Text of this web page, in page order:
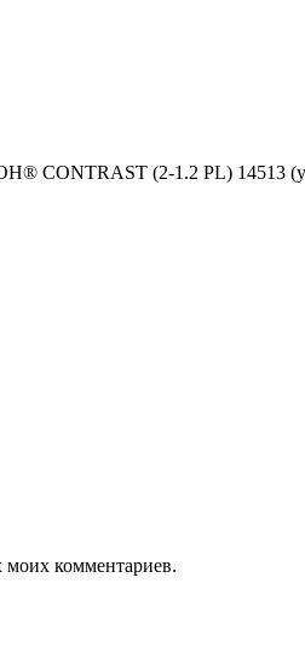
CONTRAST (2-1.2 PL) 14513
моих комментариев.